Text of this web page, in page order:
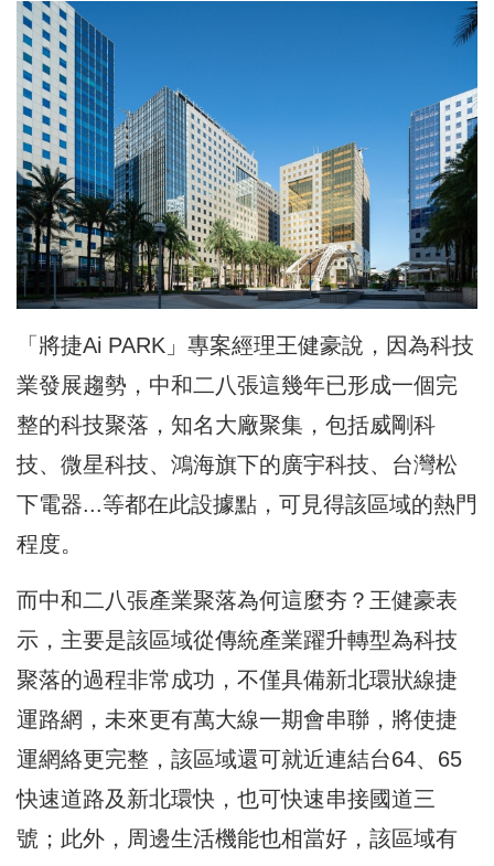
「將捷Ai PARK」專案經理王健豪說，因為科技
業發展趨勢，中和二八張這幾年已形成一個完
整的科技聚落，知名大廠聚集，包括威剛科
技、微星科技、鴻海旗下的廣宇科技、台灣松
下電器...等都在此設據點，可見得該區域的熱門
程度。
而中和二八張產業聚落為何這麼夯？王健豪表
示，主要是該區域從傳統產業躍升轉型為科技
聚落的過程非常成功，不僅具備新北環狀線捷
運路網，未來更有萬大線一期會串聯，將使捷
運網絡更完整，該區域還可就近連結台64、65
快速道路及新北環快，也可快速串接國道三
號；此外，周邊生活機能也相當好，該區域有